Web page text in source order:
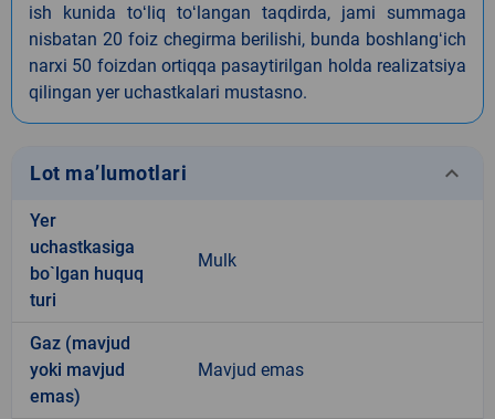
ish kunida toʻliq toʻlangan taqdirda, jami summaga
nisbatan 20 foiz chegirma berilishi, bunda boshlangʻich
narxi 50 foizdan ortiqqa pasaytirilgan holda realizatsiya
qilingan yer uchastkalari mustasno.
Lot ma’lumotlari keyboard_arrow_down
Yer
uchastkasiga
bo`lgan huquq
turi
Mulk
Gaz (mavjud
yoki mavjud
emas)
Mavjud emas